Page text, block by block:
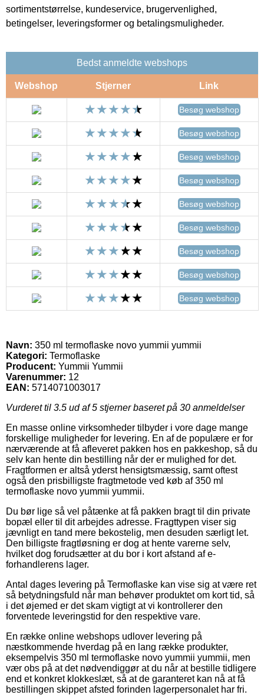
sortimentstørrelse, kundeservice, brugervenlighed,
betingelser, leveringsformer og betalingsmuligheder.
Bedst anmeldte webshops
Webshop Stjerner Link
Besøg webshop
Besøg webshop
Besøg webshop
Besøg webshop
Besøg webshop
Besøg webshop
Besøg webshop
Besøg webshop
Besøg webshop
Navn: 350 ml termoflaske novo yummii yummii
Kategori: Termoflaske
Producent: Yummii Yummii
Varenummer: 12
EAN: 5714071003017
Vurderet til 3.5 ud af 5 stjerner baseret på 30 anmeldelser
En masse online virksomheder tilbyder i vore dage mange
forskellige muligheder for levering. En af de populære er for
nærværende at få afleveret pakken hos en pakkeshop, så du
selv kan hente din bestilling når der er mulighed for det.
Fragtformen er altså yderst hensigtsmæssig, samt oftest
også den prisbilligste fragtmetode ved køb af 350 ml
termoflaske novo yummii yummii.
Du bør lige så vel påtænke at få pakken bragt til din private
bopæl eller til dit arbejdes adresse. Fragttypen viser sig
jævnligt en tand mere bekostelig, men desuden særligt let.
Den billigste fragtløsning er dog at hente varerne selv,
hvilket dog forudsætter at du bor i kort afstand af e-
forhandlerens lager.
Antal dages levering på Termoflaske kan vise sig at være ret
så betydningsfuld når man behøver produktet om kort tid, så
i det øjemed er det skam vigtigt at vi kontrollerer den
forventede leveringstid for den respektive vare.
En række online webshops udlover levering på
næstkommende hverdag på en lang række produkter,
eksempelvis 350 ml termoflaske novo yummii yummii, men
vær obs på at det nødvendiggør at du når at bestille tidligere
end et konkret klokkeslæt, så at de garanteret kan nå at få
bestillingen skippet afsted forinden lagerpersonalet har fri.